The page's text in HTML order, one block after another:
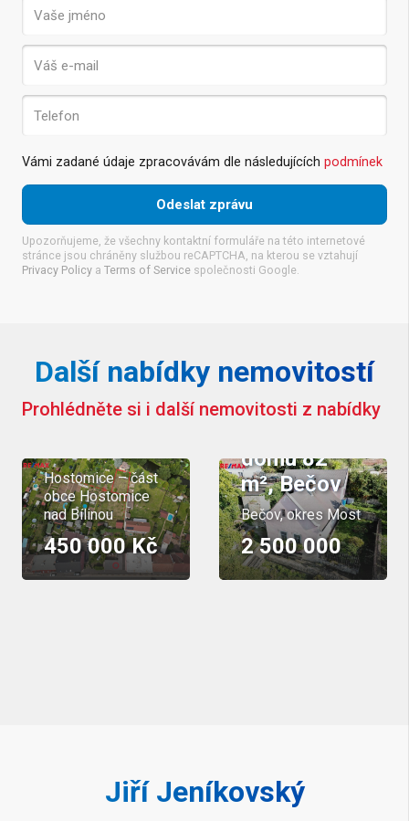
Vámi zadané údaje zpracovávám dle následujících podmínek
Upozorňujeme, že všechny kontaktní formuláře na této internetové
stránce jsou chráněny službou reCAPTCHA, na kterou se vztahují
Privacy Policy a Terms of Service společnosti Google.
Další nabídky nemovitostí
Prohlédněte si i další nemovitosti z nabídky
Prodej
pozemku
279 m²,
Hostomice – část
obce Hostomice
nad Bílinou
450 000 Kč
domu 82
m², Bečov
Bečov, okres Most
2 500 000
Jiří Jeníkovský